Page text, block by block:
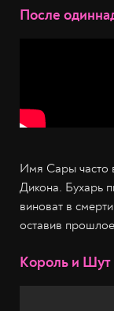
После
Имя Сары часто
Дикона. Бухарь
виноват в
оставив
Король и Шут